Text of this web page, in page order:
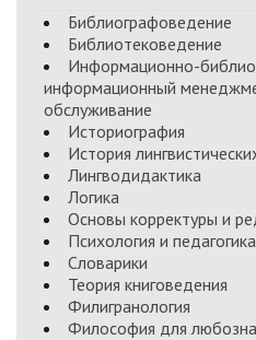
Библиографоведение
Библиотековедение
Информационно-
информационный
обслуживание
Историография
История
Лингводидактика
Логика
Основы корректуры и
Психология и педагогика
Словарики
Теория книговедения
Филигранология
Философия для